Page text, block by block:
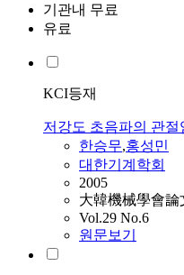
기관내 무료
유료
KCI등재
저강도 초음파의 관
한승무,홍성민
대한기계학회
2005
大韓機械學會論
Vol.29 No.6
원문보기